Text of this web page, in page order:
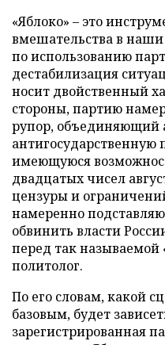
«Яблоко» – это
вмешательства в
по использованию
дестабилизация
носит двойственный
стороны, партию
рупор, объединяющий
антигосударственную
имеющуюся
двадцатых чисел
цензуры и
намеренно
обвинить власти
перед так называемой
политолог.
По его словам, какой
базовым, будет
зарегистрированная